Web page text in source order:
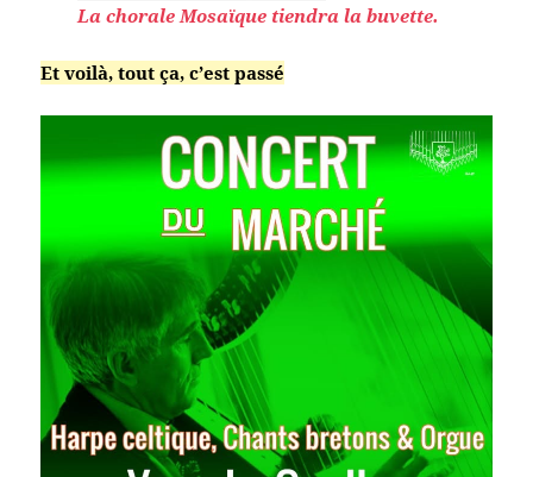
La chorale Mosaïque tiendra la buvette.
Et voilà, tout ça, c’est passé